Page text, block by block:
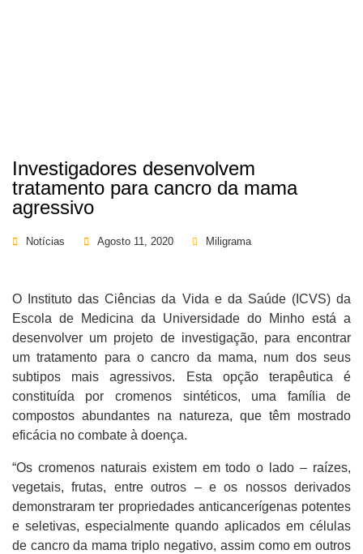
Investigadores desenvolvem
tratamento para cancro da mama
agressivo
Notícias Agosto 11, 2020 Miligrama
O Instituto das Ciências da Vida e da Saúde (ICVS) da
Escola de Medicina da Universidade do Minho está a
desenvolver um projeto de investigação, para encontrar
um tratamento para o cancro da mama, num dos seus
subtipos mais agressivos. Esta opção terapêutica é
constituída por cromenos sintéticos, uma família de
compostos abundantes na natureza, que têm mostrado
eficácia no combate à doença.
“Os cromenos naturais existem em todo o lado – raízes,
vegetais, frutas, entre outros – e os nossos derivados
demonstraram ter propriedades anticancerígenas potentes
e seletivas, especialmente quando aplicados em células
de cancro da mama triplo negativo, assim como em outros